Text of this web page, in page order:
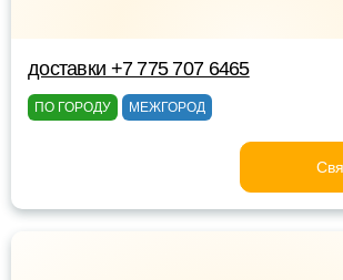
доставки +7 775 707 6465
ПО ГОРОДУ МЕЖГОРОД